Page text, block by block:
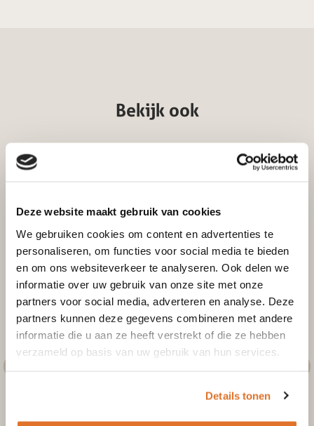
Deze website maakt gebruik van cookies
We gebruiken cookies om content en advertenties te
personaliseren, om functies voor social media te bieden
en om ons websiteverkeer te analyseren. Ook delen we
informatie over uw gebruik van onze site met onze
partners voor social media, adverteren en analyse. Deze
partners kunnen deze gegevens combineren met andere
informatie die u aan ze heeft verstrekt of die ze hebben
verzameld op basis van uw gebruik van hun services.
Details tonen
Bekijk ook